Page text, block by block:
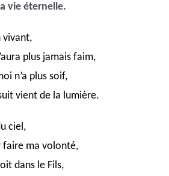
vie éternelle.
vivant,
plus jamais faim,
n’a plus soif,
vient de la lumière.
ciel,
faire ma volonté,
dans le Fils,